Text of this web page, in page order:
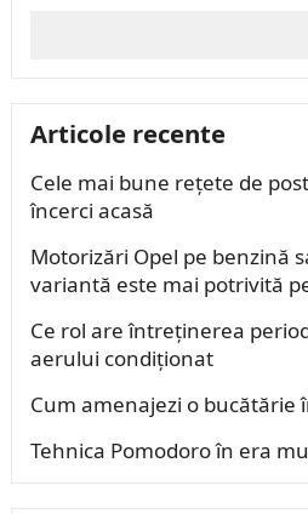
Articole recente
Cele mai bune rețete de
încerci acasă
Motorizări Opel pe benzină
variantă este mai potrivită
Ce rol are întreținerea
aerului condiționat
Cum amenajezi o bucătărie
Tehnica Pomodoro în era